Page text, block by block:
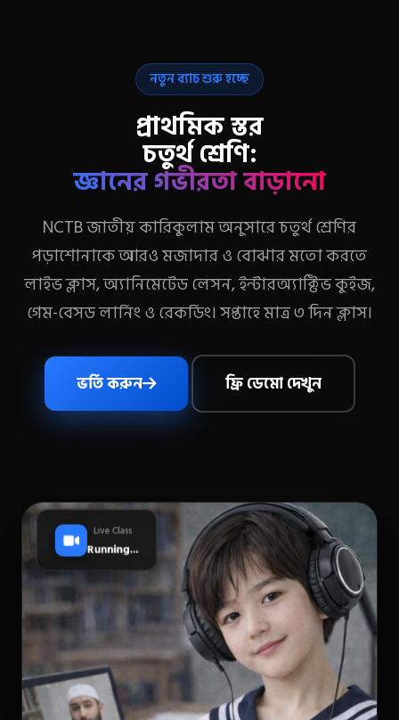
নতুন ব্যাচ শুরু হচ্ছে
প্রাথমিক স্তর
চতুর্থ শ্রেণি:
জ্ঞানের গভীরতা বাড়ানো
NCTB জাতীয় কারিকুলাম অনুসারে চতুর্থ শ্রেণির
পড়াশোনাকে আরও মজাদার ও বোঝার মতো করতে
লাইভ ক্লাস, অ্যানিমেটেড লেসন, ইন্টারঅ্যাক্টিভ কুইজ,
গেম-বেসড লার্নিং ও রেকর্ডিং। সপ্তাহে মাত্র ৩ দিন ক্লাস।
ভর্তি করুন ফ্রি ডেমো দেখুন
Live Class
Running...